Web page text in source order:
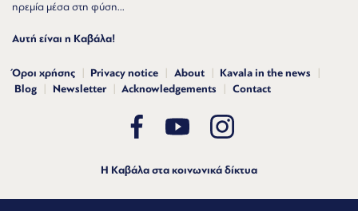
ηρεμία μέσα στη φύση...
Αυτή είναι η Καβάλα!
Όροι χρήσης Privacy notice About
Kavala in the news
Blog
Newsletter Acknowledgements Contact
Η Καβάλα στα κοινωνικά δίκτυα